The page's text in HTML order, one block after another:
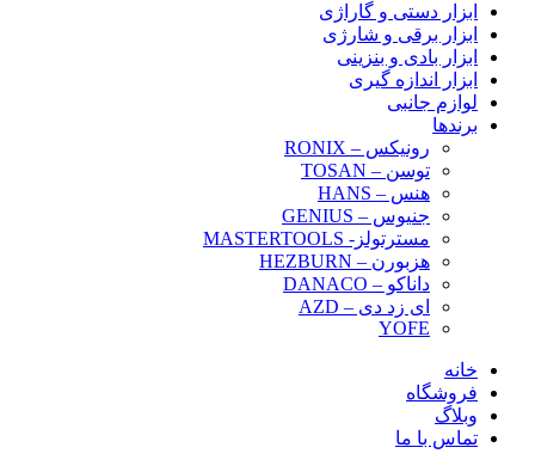
ابزار دستی و گاراژی
ابزار برقی و شارژی
ابزار بادی و بنزینی
ابزار اندازه گیری
لوازم جانبی
برندها
رونیکس – RONIX
توسن – TOSAN
هنس – HANS
جنیوس – GENIUS
مسترتولز- MASTERTOOLS
هزبورن – HEZBURN
داناکو – DANACO
ای زد دی – AZD
YOFE
خانه
فروشگاه
وبلاگ
تماس با ما